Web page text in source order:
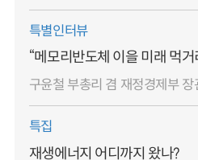
특별인터뷰
“메모리반도체 이을 미래 먹
구윤철 부총리 겸 재정경제부 장
특집
재생에너지 어디까지 왔나?